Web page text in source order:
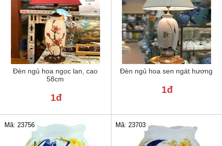
Đèn ngủ hoa ngọc lan, cao
58cm
1đ
Đèn ngủ hoa sen ngát hương
1đ
Mã: 23756 Mã: 23703